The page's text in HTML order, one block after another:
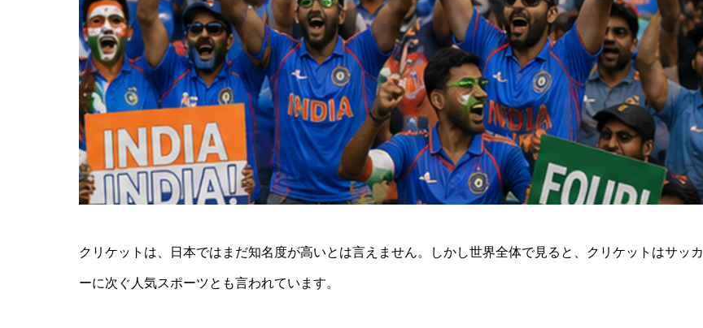
クリケットは、日本ではまだ知名度が高いとは言えません。しかし世界全体で見ると、クリケットはサッカ
ーに次ぐ人気スポーツとも言われています。